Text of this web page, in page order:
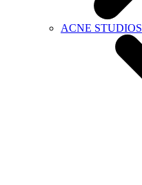
ACNE STUDIOS